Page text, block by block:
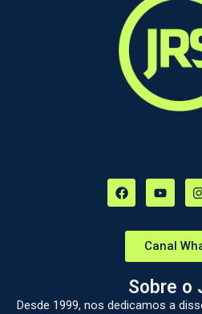
Canal
Sobre o
Desde 1999, nos dedicamos a